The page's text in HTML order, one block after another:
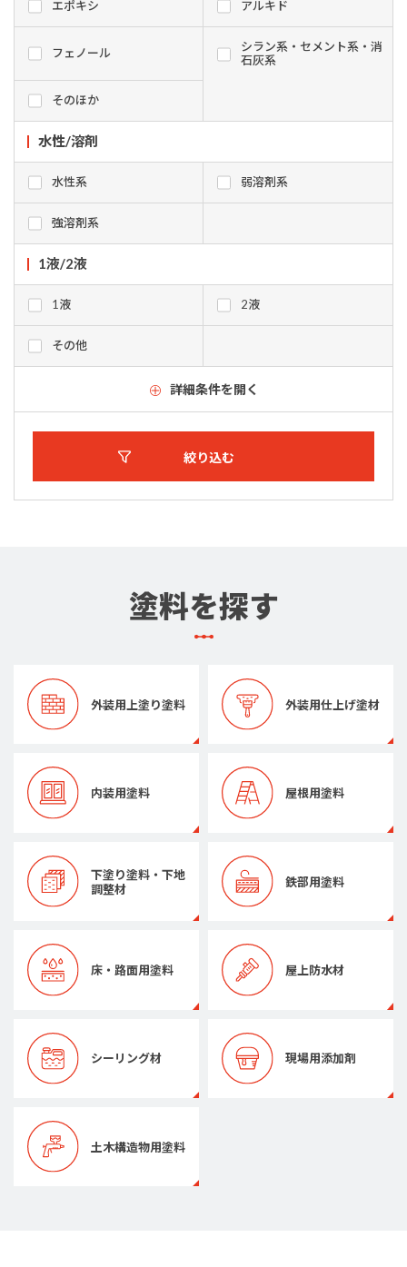
エポキシ アルキド
フェノール
シラン系・セメント系・消
石灰系
そのほか
水性/溶剤
水性系 弱溶剤系
強溶剤系
1液/2液
1液 2液
その他
詳細条件を開く
絞り込む
塗料を探す
外装用上塗り塗料 外装用仕上げ塗材
内装用塗料 屋根用塗料
下塗り塗料・下地
調整材
鉄部用塗料
床・路面用塗料 屋上防水材
シーリング材 現場用添加剤
土木構造物用塗料